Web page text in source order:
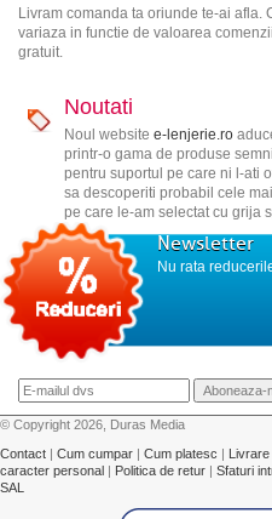
Livram comanda ta oriunde te-ai afla.
variaza in functie de valoarea
gratuit.
Noutati
Noul website e-lenjerie.ro
printr-o gama de produse
pentru suportul pe care ni l-ati
sa descoperiti probabil cele
pe care le-am selectat cu grija
Newsletter
Nu rata
© Copyright 2026, Duras Media
Contact | Cum cumpar | Cum platesc | Livrare
caracter personal | Politica de retur | Sfaturi
SAL